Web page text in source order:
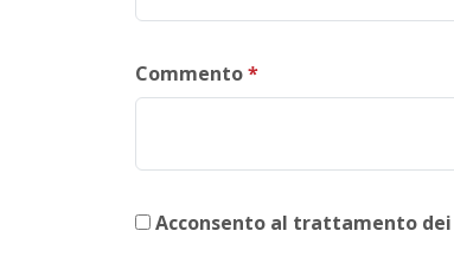
Commento*
Acconsento al trattamento dei